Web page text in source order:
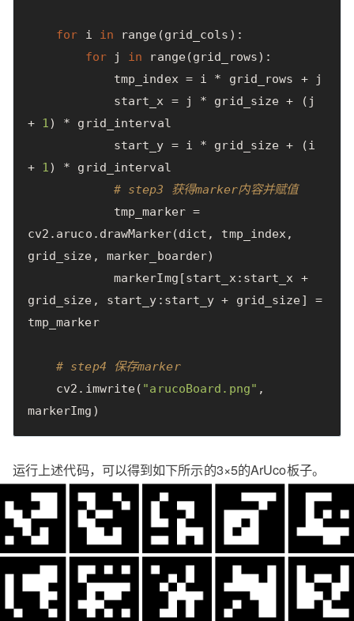
for i in range (grid_cols ):
for
j in range(grid_rows):
tmp_index = i * grid_rows +
j
start_x = j * grid_size + ( j
+ 1) *
grid_interval
start_y = i * grid_size + (i
+ 1) *
grid_interval
# step3 获得marker内容并赋值
tmp_marker =
cv2 . aruco . drawMarker(dict , tmp_index,
grid_size , marker_boarder)
markerImg [start_x: start_x +
grid_size , start_y : start_y + grid_size]
=
tmp_marker
# step4 保存marker
cv2 . imwrite( "arucoBoard.png" ,
markerImg )
运行上述代码，可以得到如下所示的3×5的ArUco板子。